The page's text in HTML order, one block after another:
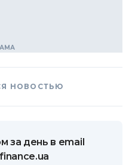
НОВОСТЬЮ
за день в email